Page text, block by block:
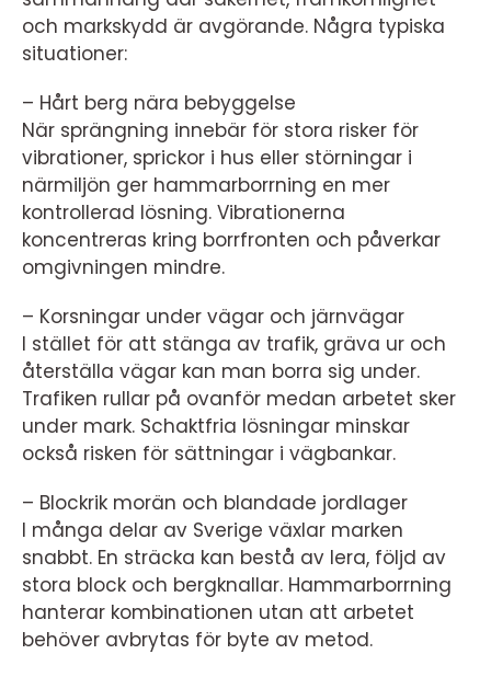
och markskydd är avgörande. Några typiska
situationer:
– Hårt berg nära bebyggelse
När sprängning innebär för stora risker för
vibrationer, sprickor i hus eller störningar i
närmiljön ger hammarborrning en mer
kontrollerad lösning. Vibrationerna
koncentreras kring borrfronten och påverkar
omgivningen mindre.
– Korsningar under vägar och järnvägar
I stället för att stänga av trafik, gräva ur och
återställa vägar kan man borra sig under.
Trafiken rullar på ovanför medan arbetet sker
under mark. Schaktfria lösningar minskar
också risken för sättningar i vägbankar.
– Blockrik morän och blandade jordlager
I många delar av Sverige växlar marken
snabbt. En sträcka kan bestå av lera, följd av
stora block och bergknallar. Hammarborrning
hanterar kombinationen utan att arbetet
behöver avbrytas för byte av metod.